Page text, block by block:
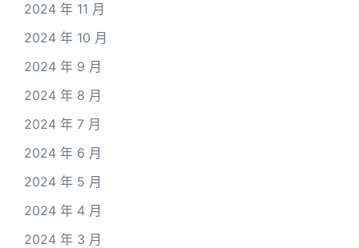
2024 年 11 月
2024 年 10 月
2024 年 9 月
2024 年 8 月
2024 年 7 月
2024 年 6 月
2024 年 5 月
2024 年 4 月
2024 年 3 月